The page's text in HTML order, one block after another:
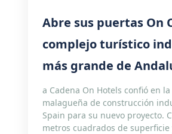
Abre sus puertas On
complejo turístico
más grande de
a Cadena On Hotels confió en
malagueña de construcción
Spain para su nuevo proyecto.
metros cuadrados de superficie